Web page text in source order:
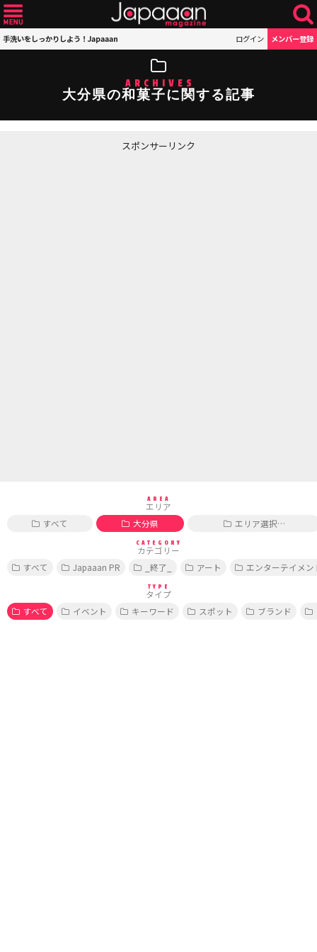
手洗いをしっかりしよう！Japaaan ログイン メンバー登録
ARCHIVES
大分県の和菓子に関する記事
スポンサーリンク
AREA
エリア
すべて
大分県 エリア選択…
CATEGORY
カテゴリー
すべて
Japaaan PR _終了_ アート エンターテイメン
TYPE
タイプ
すべて
イベント キーワード スポット ブランド